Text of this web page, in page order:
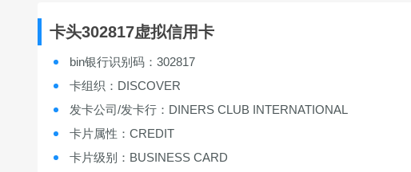
卡头302817虚拟信用卡
bin银行识别码：302817
卡组织：DISCOVER
发卡公司/发卡行：DINERS CLUB INTERNATIONAL
卡片属性：CREDIT
卡片级别：BUSINESS CARD